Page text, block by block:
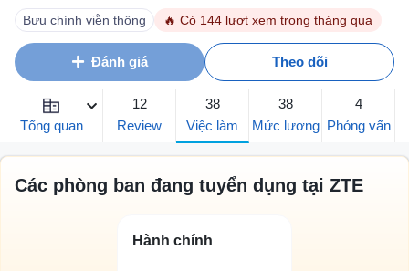
Bưu chính viễn thông
🔥 Có 144 lượt xem trong tháng qua
Đánh giá Theo dõi
Tổng quan
12
Review
38
Việc làm
38
Mức lương
4
Phỏng vấn
Các phòng ban đang tuyển dụng tại ZTE
Hành chính